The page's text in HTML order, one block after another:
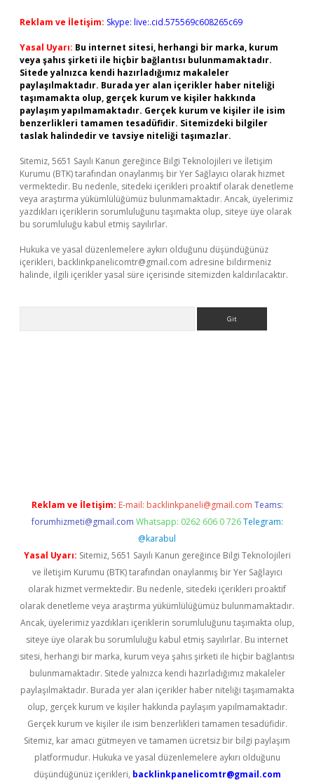
Reklam ve İletişim: Skype: live:.cid.575569c608265c69
Yasal Uyarı: Bu internet sitesi, herhangi bir marka, kurum
veya şahıs şirketi ile hiçbir bağlantısı bulunmamaktadır.
Sitede yalnızca kendi hazırladığımız makaleler
paylaşılmaktadır. Burada yer alan içerikler haber niteliği
taşımamakta olup, gerçek kurum ve kişiler hakkında
paylaşım yapılmamaktadır. Gerçek kurum ve kişiler ile isim
benzerlikleri tamamen tesadüfidir. Sitemizdeki bilgiler
taslak halindedir ve tavsiye niteliği taşımazlar.
Sitemiz, 5651 Sayılı Kanun gereğince Bilgi Teknolojileri ve İletişim
Kurumu (BTK) tarafından onaylanmış bir Yer Sağlayıcı olarak hizmet
vermektedir. Bu nedenle, sitedeki içerikleri proaktif olarak denetleme
veya araştırma yükümlülüğümüz bulunmamaktadır. Ancak, üyelerimiz
yazdıkları içeriklerin sorumluluğunu taşımakta olup, siteye üye olarak
bu sorumluluğu kabul etmiş sayılırlar.
Hukuka ve yasal düzenlemelere aykırı olduğunu düşündüğünüz
içerikleri, backlinkpanelicomtr@gmail.com adresine bildirmeniz
halinde, ilgili içerikler yasal süre içerisinde sitemizden kaldırılacaktır.
Reklam ve İletişim: E-mail: backlinkpaneli@gmail.com Teams:
forumhizmeti@gmail.com Whatsapp: 0262 606 0 726 Telegram:
@karabul
Yasal Uyarı: Sitemiz, 5651 Sayılı Kanun gereğince Bilgi Teknolojileri
ve İletişim Kurumu (BTK) tarafından onaylanmış bir Yer Sağlayıcı
olarak hizmet vermektedir. Bu nedenle, sitedeki içerikleri proaktif
olarak denetleme veya araştırma yükümlülüğümüz bulunmamaktadır.
Ancak, üyelerimiz yazdıkları içeriklerin sorumluluğunu taşımakta olup,
siteye üye olarak bu sorumluluğu kabul etmiş sayılırlar. Bu internet
sitesi, herhangi bir marka, kurum veya şahıs şirketi ile hiçbir bağlantısı
bulunmamaktadır. Sitede yalnızca kendi hazırladığımız makaleler
paylaşılmaktadır. Burada yer alan içerikler haber niteliği taşımamakta
olup, gerçek kurum ve kişiler hakkında paylaşım yapılmamaktadır.
Gerçek kurum ve kişiler ile isim benzerlikleri tamamen tesadüfidir.
Sitemiz, kar amacı gütmeyen ve tamamen ücretsiz bir bilgi paylaşım
platformudur. Hukuka ve yasal düzenlemelere aykırı olduğunu
düşündüğünüz içerikleri, backlinkpanelicomtr@gmail.com